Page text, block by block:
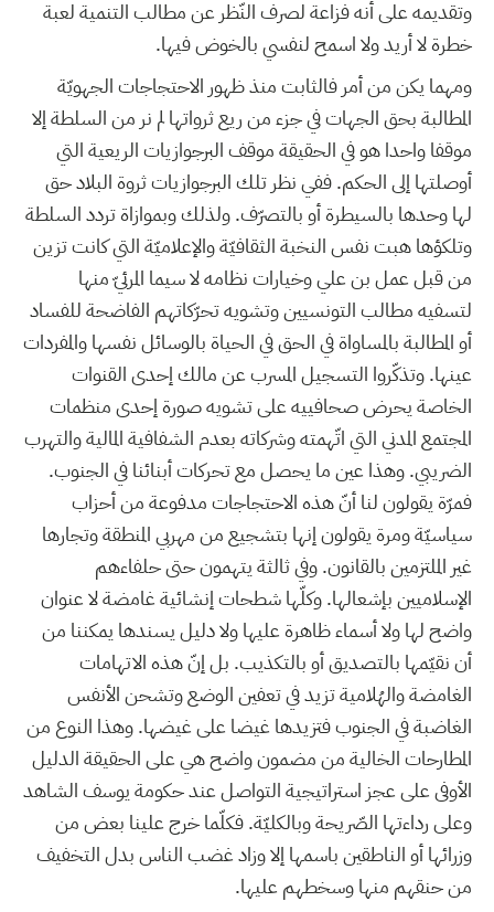
وتقديمه على أنه فزاعة لصرف النّظر عن مطالب التنمية لعبة
خطرة لا أريد ولا اسمح لنفسي بالخوض فيها.
ومهما يكن من أمر فالثابت منذ ظهور الاحتجاجات الجهويّة
المطالبة بحق الجهات في جزء من ريع ثرواتها لم نر من السلطة إلا
موقفا واحدا هو في الحقيقة موقف البرجوازيات الريعية التي
أوصلتها إلى الحكم. ففي نظر تلك البرجوازيات ثروة البلاد حق
لها وحدها بالسيطرة أو بالتصرّف. ولذلك وبموازاة تردد السلطة
وتلكؤها هبت نفس النخبة الثقافيّة والإعلاميّة التي كانت تزين
من قبل عمل بن علي وخيارات نظامه لا سيما المرئيّ منها
لتسفيه مطالب التونسيين وتشويه تحرّكاتهم الفاضحة للفساد
أو المطالبة بالمساواة في الحق في الحياة بالوسائل نفسها والمفردات
عينها. وتذكّروا التسجيل المسرب عن مالك إحدى القنوات
الخاصة يحرض صحافييه على تشويه صورة إحدى منظمات
المجتمع المدني التي اتّهمته وشركاته بعدم الشفافية المالية والتهرب
الضريبي. وهذا عين ما يحصل مع تحركات أبنائنا في الجنوب.
فمرّة يقولون لنا أنّ هذه الاحتجاجات مدفوعة من أحزاب
سياسيّة ومرة يقولون إنها بتشجيع من مهربي المنطقة وتجارها
غير الملتزمين بالقانون. وفي ثالثة يتهمون حتى حلفاءهم
الإسلاميين بإشعالها. وكلّها شطحات إنشائية غامضة لا عنوان
واضح لها ولا أسماء ظاهرة عليها ولا دليل يسندها يمكننا من
أن نقيّمها بالتصديق أو بالتكذيب. بل إنّ هذه الاتهامات
الغامضة والهُلامية تزيد في تعفين الوضع وتشحن الأنفس
الغاضبة في الجنوب فتزيدها غيضا على غيضها. وهذا النوع من
المطارحات الخالية من مضمون واضح هي على الحقيقة الدليل
الأوفى على عجز استراتيجية التواصل عند حكومة يوسف الشاهد
وعلى رداءتها الصّريحة وبالكليّة. فكلّما خرج علينا بعض من
وزرائها أو الناطقين باسمها إلا وزاد غضب الناس بدل التخفيف
من حنقهم منها وسخطهم عليها.